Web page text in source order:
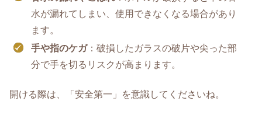
水が漏れてしまい、使用できなくなる場合があり
ます。
手や指のケガ：破損したガラスの破片や尖った部
分で手を切るリスクが高まります。
開ける際は、「安全第一」を意識してくださいね。